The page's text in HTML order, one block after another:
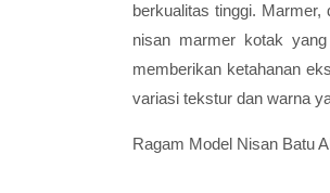
berkualitas tinggi.
nisan marmer kotak
memberikan ketahanan
variasi tekstur dan warna
Ragam Model Nisan Batu